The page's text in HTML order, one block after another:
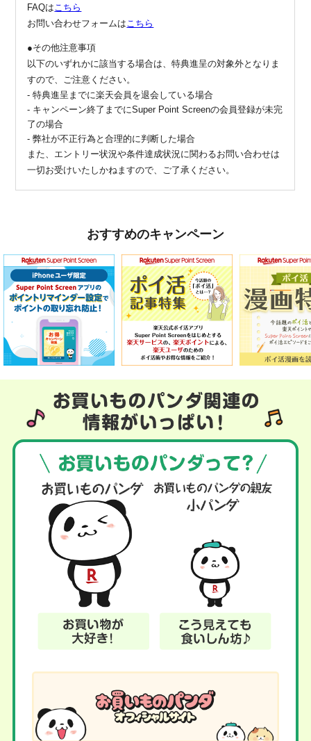
FAQは こちら
お問い合わせフォームは こちら
●その他注意事項
以下のいずれかに該当する場合は、特典進呈の対象外となりま
すので、ご注意ください。
- 特典進呈までに楽天会員を退会している場合
- キャンペーン終了までにSuper Point Screenの会員登録が未完
了の場合
- 弊社が不正行為と合理的に判断した場合
また、エントリー状況や条件達成状況に関わるお問い合わせは
一切お受けいたしかねますので、ご了承ください。
おすすめのキャンペーン